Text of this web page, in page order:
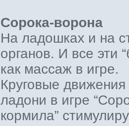
Сорока-ворона
На ладошках и на
органов. И все эти
как массаж в игре.
Круговые
ладони в игре
кормила”